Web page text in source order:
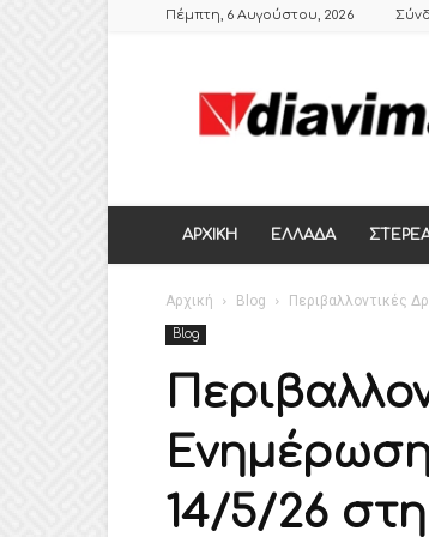
Πέμπτη, 6 Αυγούστου, 2026
ΕΒΔΟΜΑΔΙΑΙΑ
ΠΟΛΙΤΙΚΗ
ΕΛΛΑΔΑΣ,
ΘΗΒΑ
ΑΡΧΙΚΗ ΕΛΛΑΔΑ
Αρχική Blog Περιβαλλοντικές
Blog
14/5/26